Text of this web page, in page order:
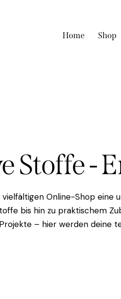
Home Shop
Stoffe -
Online-Shop eine
bis hin zu praktischem
– hier werden deine